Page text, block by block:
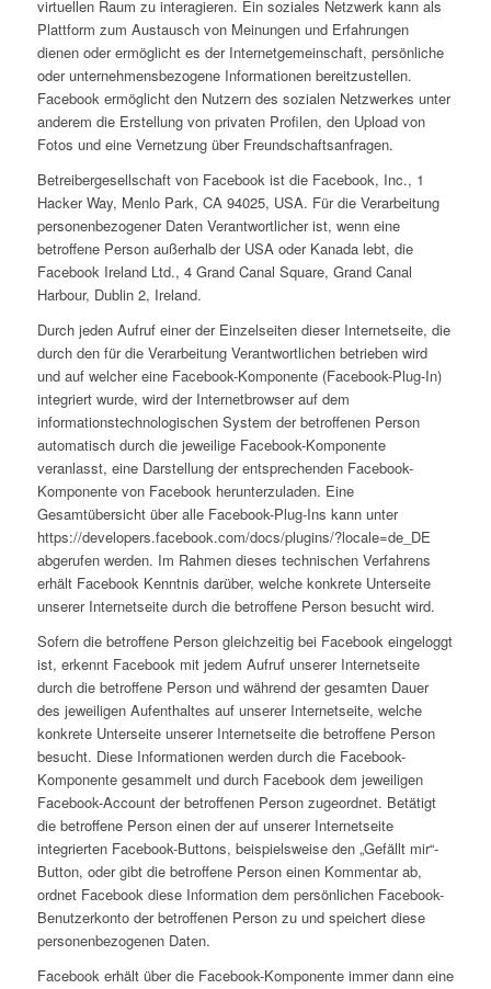
virtuellen Raum zu interagieren. Ein soziales Netzwerk kann als
Plattform zum Austausch von Meinungen und Erfahrungen
dienen oder ermöglicht es der Internetgemeinschaft, persönliche
oder unternehmensbezogene Informationen bereitzustellen.
Facebook ermöglicht den Nutzern des sozialen Netzwerkes unter
anderem die Erstellung von privaten Profilen, den Upload von
Fotos und eine Vernetzung über Freundschaftsanfragen.
Betreibergesellschaft von Facebook ist die Facebook, Inc., 1
Hacker Way, Menlo Park, CA 94025, USA. Für die Verarbeitung
personenbezogener Daten Verantwortlicher ist, wenn eine
betroffene Person außerhalb der USA oder Kanada lebt, die
Facebook Ireland Ltd., 4 Grand Canal Square, Grand Canal
Harbour, Dublin 2, Ireland.
Durch jeden Aufruf einer der Einzelseiten dieser Internetseite, die
durch den für die Verarbeitung Verantwortlichen betrieben wird
und auf welcher eine Facebook-Komponente (Facebook-Plug-In)
integriert wurde, wird der Internetbrowser auf dem
informationstechnologischen System der betroffenen Person
automatisch durch die jeweilige Facebook-Komponente
veranlasst, eine Darstellung der entsprechenden Facebook-
Komponente von Facebook herunterzuladen. Eine
Gesamtübersicht über alle Facebook-Plug-Ins kann unter
https://developers.facebook.com/docs/plugins/?locale=de_DE
abgerufen werden. Im Rahmen dieses technischen Verfahrens
erhält Facebook Kenntnis darüber, welche konkrete Unterseite
unserer Internetseite durch die betroffene Person besucht wird.
Sofern die betroffene Person gleichzeitig bei Facebook eingeloggt
ist, erkennt Facebook mit jedem Aufruf unserer Internetseite
durch die betroffene Person und während der gesamten Dauer
des jeweiligen Aufenthaltes auf unserer Internetseite, welche
konkrete Unterseite unserer Internetseite die betroffene Person
besucht. Diese Informationen werden durch die Facebook-
Komponente gesammelt und durch Facebook dem jeweiligen
Facebook-Account der betroffenen Person zugeordnet. Betätigt
die betroffene Person einen der auf unserer Internetseite
integrierten Facebook-Buttons, beispielsweise den „Gefällt mir“-
Button, oder gibt die betroffene Person einen Kommentar ab,
ordnet Facebook diese Information dem persönlichen Facebook-
Benutzerkonto der betroffenen Person zu und speichert diese
personenbezogenen Daten.
Facebook erhält über die Facebook-Komponente immer dann eine